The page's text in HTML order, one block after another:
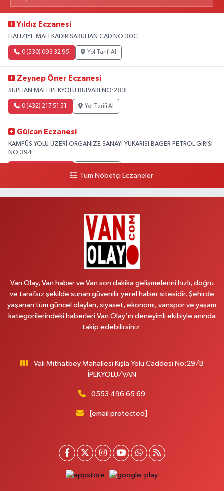
Yıldız Eczanesi
HAFIZİYE MAH.KADİR SARUHAN CAD.NO:30C
0 (530) 093 32 95 Yol Tarifi Al
Zeynep Öner Eczanesi
SÜPHAN MAH.İPEKYOLU BULVARI NO:283F
0 (432) 217 51 51 Yol Tarifi Al
Gülcan Eczanesi
KAMPÜS YOLU ÜZERİ ORGANİZE SANAYİ YUKARISI BAGER PETROL GİRİŞİ
NO:394
HEKİM HASTANESİ ACİL KARŞISI
Yol Tarifi Al
MAHMUDİYE MAH.ATATÜRK CAD.NO:17B
0 (531) 621 69 65 Yol Tarifi Al
Onay Eczanesi
Yenı Derman Eczanesi
Akdamar Hastanesi Acil yanı. İpekyolu. Hatuniye mahallesi terzioğlu, Eski
Yol Tarifi Al
Hayat Eczanesi
Kışla Mah.Çınarlı Cad.1038 Sk.No:93 3-4
0 (432) 354 37 36 Yol Tarifi Al
Tüm Nöbetçi Eczaneler
Van Olay, Van haber ve Van son dakika gelişmelerini hızlı, doğru
ve tarafsız şekilde sunan güvenilir yerel haber sitesidir. Şehirde
yaşanan tüm güncel olayları, siyaset, ekonomi, vanspor ve yaşam
kategorilerindeki haberleri Van Olay’ın deneyimli ekibiyle anında
takip edebilirsiniz.
Vali Mithatbey Mahallesi Kışla Yolu Caddesi No:29/B
İPEKYOLU/VAN
0553 496 65 69
[email protected]